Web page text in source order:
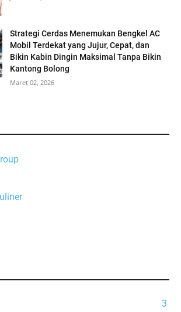
Strategi Cerdas Menemukan Bengkel AC
Mobil Terdekat yang Jujur, Cepat, dan
Bikin Kabin Dingin Maksimal Tanpa Bikin
Kantong Bolong
Maret 02, 2026
3